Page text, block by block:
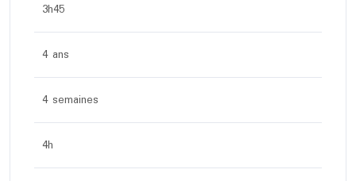
3h45
4 ans
4 semaines
4h